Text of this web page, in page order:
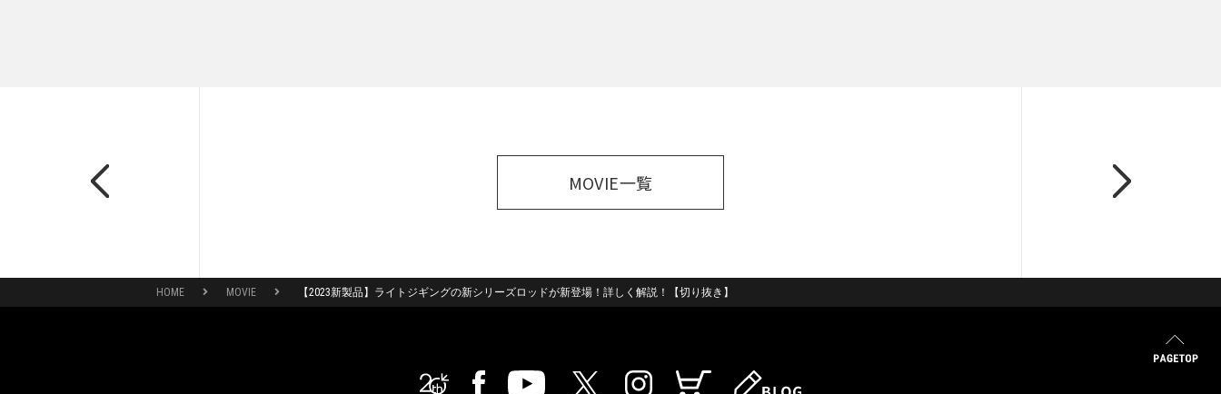
MOVIE一覧
HOME MOVIE 【2023新製品】ライトジギングの新シリーズロッドが新登場！詳しく解説！【切り抜き】